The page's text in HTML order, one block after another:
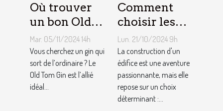
Où trouver
un bon Old
Tom Gin
artisanal ?
Mar. 05/11/2024 14h
Vous cherchez un gin qui
sort de l’ordinaire ? Le
Old Tom Gin est l’allié
idéal...
Comment
choisir les
matériaux de
construction
adaptés à
votre projet
Lun. 21/10/2024 9h
La construction d'un
édifice est une aventure
passionnante, mais elle
repose sur un choix
déterminant :...